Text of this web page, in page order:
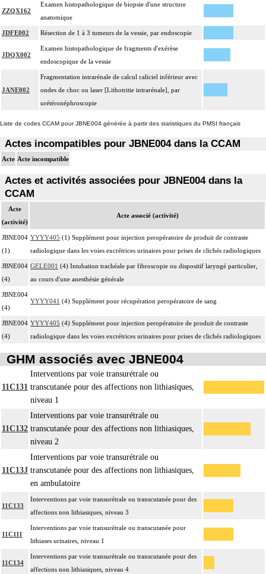
ZZQX162
Examen histopathologique de biopsie d'une structure
anatomique
JDFE002 Résection de 1 à 3 tumeurs de la vessie, par endoscopie
JDQX002
Examen histopathologique de fragments d'exérèse
endoscopique de la vessie
JANE002
Fragmentation intrarénale de calcul caliciel inférieur avec
ondes de choc ou laser [Lithotritie intrarénale], par
urétéronéphroscopie
Liste de codes CCAM pour JBNE004 générée à partir des statistiques du PMSI français
Actes incompatibles pour JBNE004 dans la CCAM
Acte Acte incompatible
Actes et activités associées pour JBNE004 dans la
CCAM
Acte
(activité)
Acte associé (activité)
JBNE004
(1)
YYYY405 (1) Supplément pour injection peropératoire de produit de contraste
radiologique dans les voies excrétrices urinaires pour prises de clichés radiologiques
JBNE004
(4)
GELE001 (4) Intubation trachéale par fibroscopie ou dispositif laryngé particulier,
au cours d'une anesthésie générale
JBNE004
(4)
YYYY041 (4) Supplément pour récupération peropératoire de sang
JBNE004
(4)
YYYY405 (4) Supplément pour injection peropératoire de produit de contraste
radiologique dans les voies excrétrices urinaires pour prises de clichés radiologiques
GHM associés avec JBNE004
11C131
Interventions par voie transurétrale ou
transcutanée pour des affections non lithiasiques,
niveau 1
11C132
Interventions par voie transurétrale ou
transcutanée pour des affections non lithiasiques,
niveau 2
11C13J
Interventions par voie transurétrale ou
transcutanée pour des affections non lithiasiques,
en ambulatoire
11C133
Interventions par voie transurétrale ou transcutanée pour des
affections non lithiasiques, niveau 3
11C111
Interventions par voie transurétrale ou transcutanée pour
lithiases urinaires, niveau 1
11C134
Interventions par voie transurétrale ou transcutanée pour des
affections non lithiasiques, niveau 4